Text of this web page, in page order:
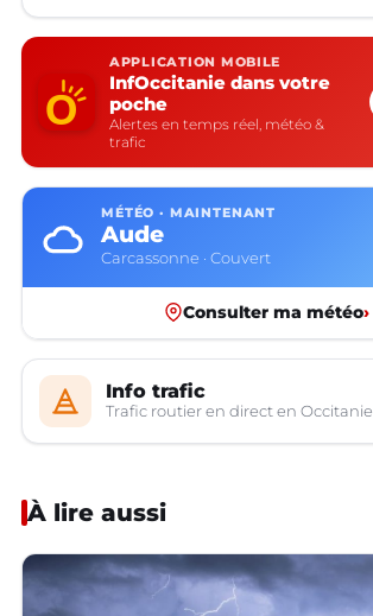
APPLICATION MOBILE
InfOccitanie dans votre
poche
Alertes en temps réel, météo &
trafic
MÉTÉO · MAINTENANT
Aude
Carcassonne · Couvert
Consulter ma météo›
Info trafic
Trafic routier en direct en Occitanie
À lire aussi